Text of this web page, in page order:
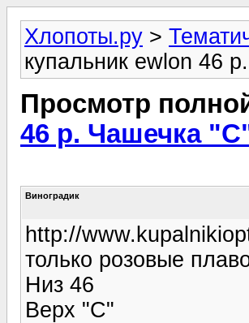
Хлопоты.ру >
купальник ewlon 46
Просмотр
46 р. Чашечка
Виноградик
http://
только розовые
Низ 46
Верх "С"